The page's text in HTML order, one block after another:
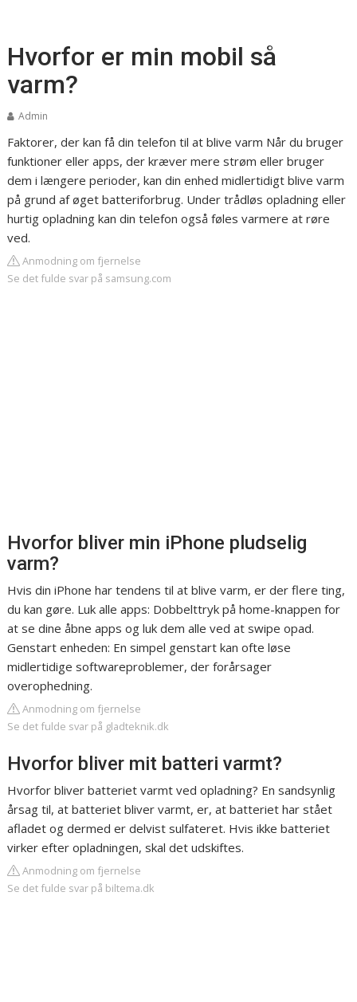
Hvorfor er min mobil så
varm?
Admin
Faktorer, der kan få din telefon til at blive varm Når du bruger
funktioner eller apps, der kræver mere strøm eller bruger
dem i længere perioder, kan din enhed midlertidigt blive varm
på grund af øget batteriforbrug. Under trådløs opladning eller
hurtig opladning kan din telefon også føles varmere at røre
ved.
Anmodning om fjernelse
Se det fulde svar på samsung.com
Hvorfor bliver min iPhone pludselig
varm?
Hvis din iPhone har tendens til at blive varm, er der flere ting,
du kan gøre. Luk alle apps: Dobbelttryk på home-knappen for
at se dine åbne apps og luk dem alle ved at swipe opad.
Genstart enheden: En simpel genstart kan ofte løse
midlertidige softwareproblemer, der forårsager
overophedning.
Anmodning om fjernelse
Se det fulde svar på gladteknik.dk
Hvorfor bliver mit batteri varmt?
Hvorfor bliver batteriet varmt ved opladning? En sandsynlig
årsag til, at batteriet bliver varmt, er, at batteriet har stået
afladet og dermed er delvist sulfateret. Hvis ikke batteriet
virker efter opladningen, skal det udskiftes.
Anmodning om fjernelse
Se det fulde svar på biltema.dk